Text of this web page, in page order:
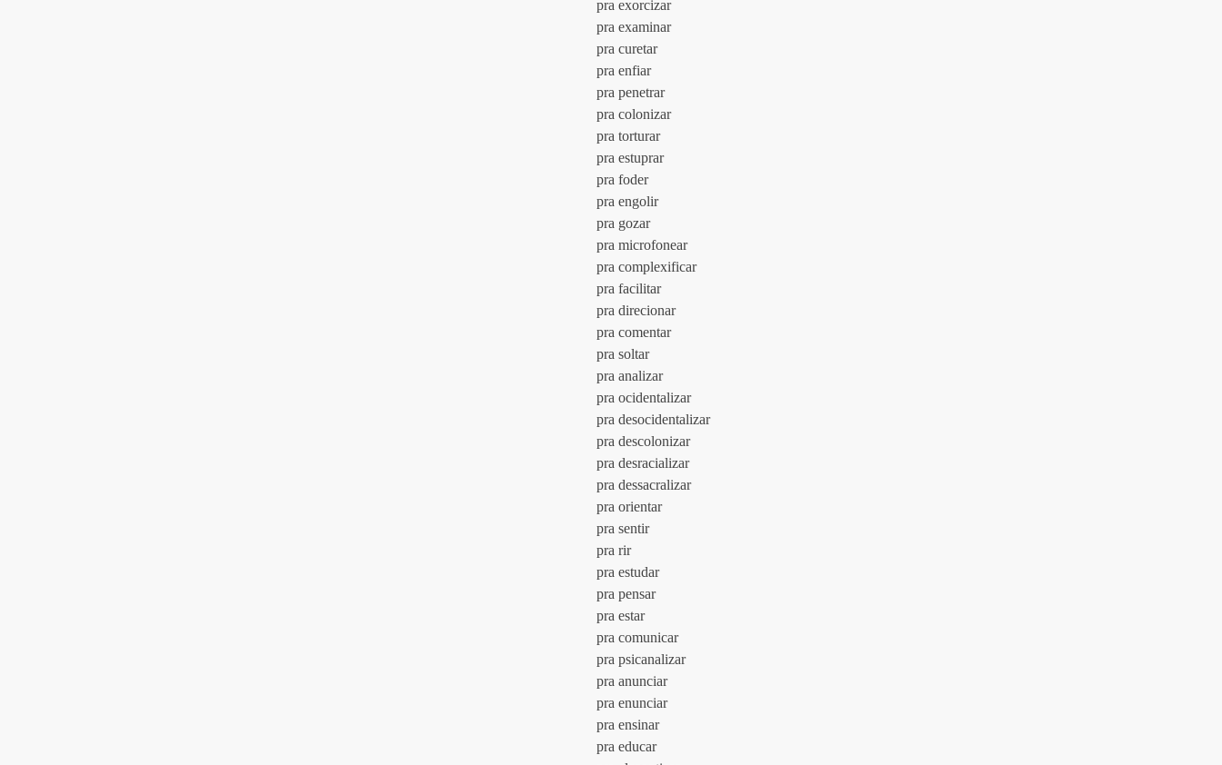
				pra exorcizar
				pra examinar
				pra curetar
				pra enfiar
				pra penetrar
				pra colonizar
				pra torturar
				pra estuprar
				pra foder
				pra engolir
				pra gozar
				pra microfonear
				pra complexificar
				pra facilitar
				pra direcionar
				pra comentar
				pra soltar
				pra analizar
				pra ocidentalizar
				pra desocidentalizar
				pra descolonizar
				pra desracializar
				pra dessacralizar
				pra orientar
				pra sentir
				pra rir
				pra estudar
				pra pensar
				pra estar
				pra comunicar
				pra psicanalizar
				pra anunciar
				pra enunciar
				pra ensinar
				pra educar